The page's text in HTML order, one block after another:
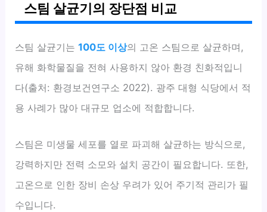
스팀 살균기의 장단점 비교
스팀 살균기는100도 이상의 고온 스팀으로 살균하며,
유해 화학물질을 전혀 사용하지 않아 환경 친화적입니
다(출처: 환경보건연구소 2022). 광주 대형 식당에서 적
용 사례가 많아 대규모 업소에 적합합니다.
스팀은 미생물 세포를 열로 파괴해 살균하는 방식으로,
강력하지만 전력 소모와 설치 공간이 필요합니다. 또한,
고온으로 인한 장비 손상 우려가 있어 주기적 관리가 필
수입니다.